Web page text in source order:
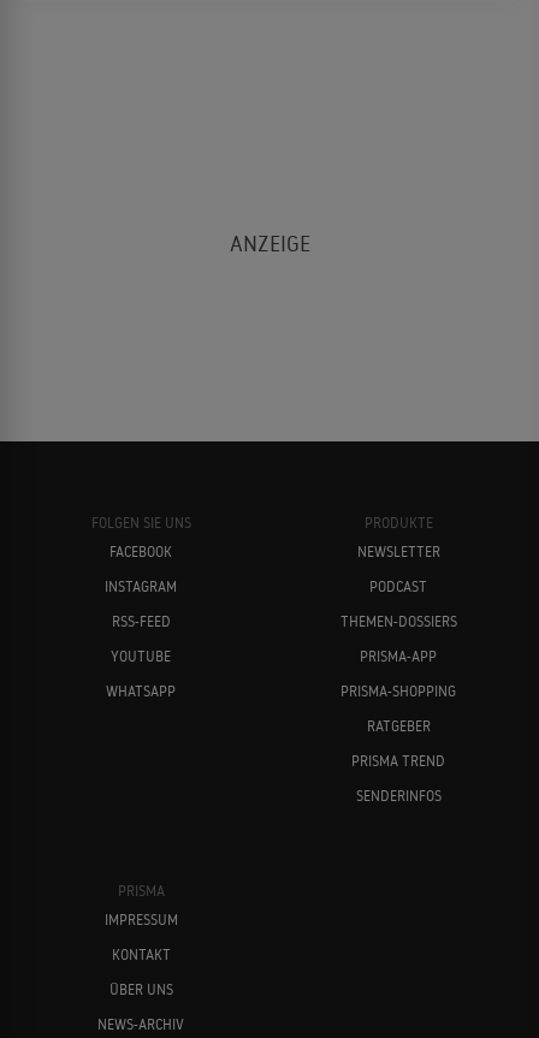
FOLGEN SIE UNS
FACEBOOK
INSTAGRAM
RSS-FEED
YOUTUBE
WHATSAPP
PRODUKTE
NEWSLETTER
PODCAST
THEMEN-DOSSIERS
PRISMA-APP
PRISMA-SHOPPING
RATGEBER
PRISMA TREND
SENDERINFOS
PRISMA
IMPRESSUM
KONTAKT
ÜBER UNS
NEWS-ARCHIV